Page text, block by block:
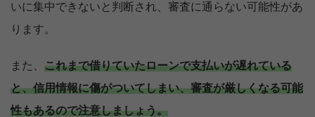
いに集中できないと判断され、審査に通らない可能性があ
ります。
また、 これまで借りていたローンで支払いが遅れている
と、信用情報に傷がついてしまい、審査が厳しくなる可能
性もあるので注意しましょう。